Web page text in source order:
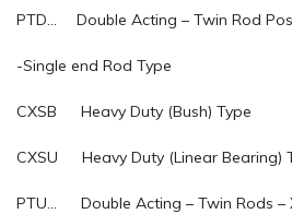
PTD… Double Acting – Twin Rod
-Single end Rod Type
CXSB Heavy Duty (Bush) Type
CXSU Heavy Duty (Linear Bearing)
PTU… Double Acting – Twin Rods –